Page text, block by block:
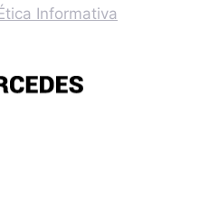
Informativa